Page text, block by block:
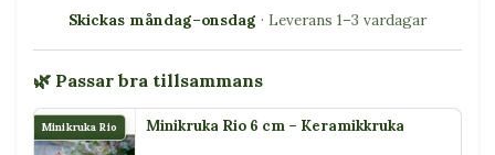
Skickas måndag–onsdag · Leverans 1–3 vardagar
🌿 Passar bra tillsammans
Minikruka Rio Minikruka Rio 6 cm – Keramikkruka